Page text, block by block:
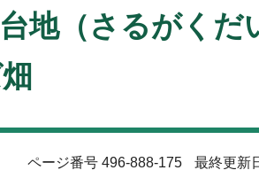
（さるがくだ
ページ番号 496-888-175 最終更新